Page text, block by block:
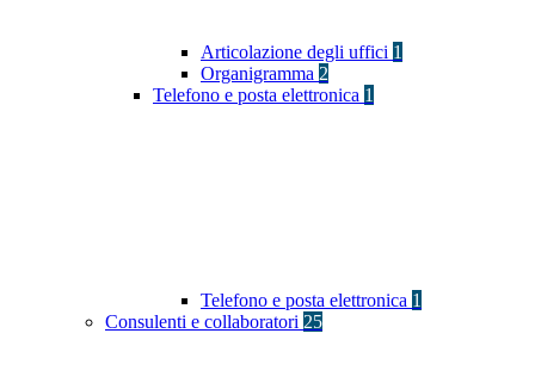
Articolazione degli uffici 1
Organigramma 2
Telefono e posta elettronica 1
Telefono e posta elettronica 1
Consulenti e collaboratori 25